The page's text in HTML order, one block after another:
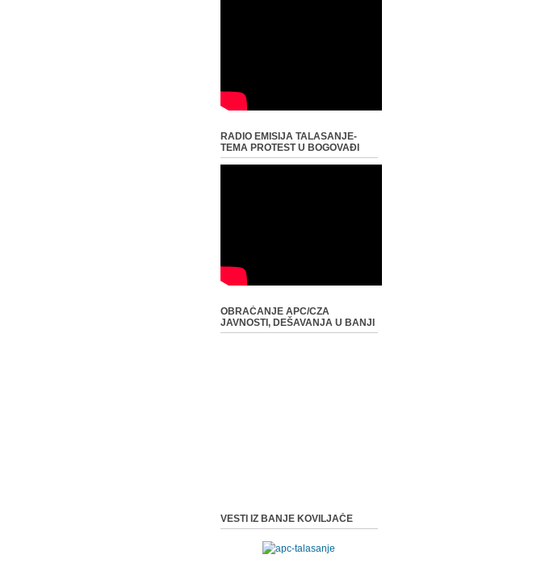
RADIO EMISIJA TALASANJE-
TEMA PROTEST U BOGOVAĐI
OBRAĆANJE APC/CZA
JAVNOSTI, DEŠAVANJA U BANJI
VESTI IZ BANJE KOVILJAČE